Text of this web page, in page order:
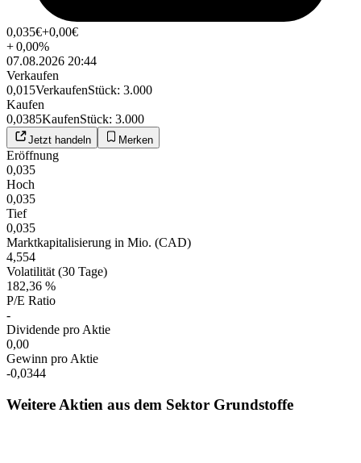
0,035€+0,00€
+0,00%
07.08.2026 20:44
Verkaufen
0,015VerkaufenStück: 3.000
Kaufen
0,0385KaufenStück: 3.000
Jetzt handeln Merken
Eröffnung
0,035
Hoch
0,035
Tief
0,035
Marktkapitalisierung in Mio. (CAD)
4,554
Volatilität (30 Tage)
182,36 %
P/E Ratio
-
Dividende pro Aktie
0,00
Gewinn pro Aktie
-0,0344
Weitere Aktien aus dem Sektor Grundstoffe